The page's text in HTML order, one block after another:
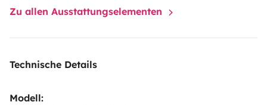
Zu allen Ausstattungselementen
Technische Details
Modell: